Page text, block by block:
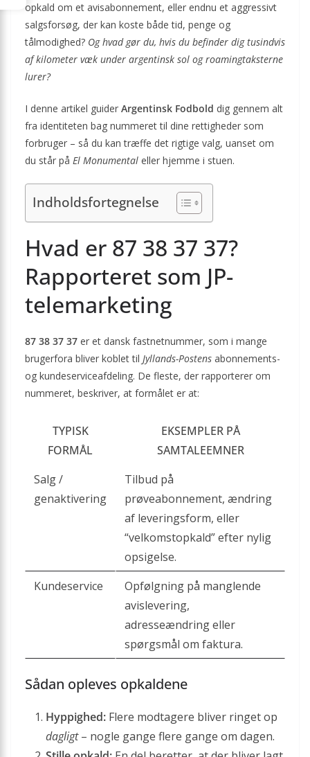
opkald om et avisabonnement, eller endnu et aggressivt
salgsforsøg, der kan koste både tid, penge og
tålmodighed? Og hvad gør du, hvis du befinder dig tusindvis
af kilometer væk under argentinsk sol og roamingtaksterne
lurer?
I denne artikel guider Argentinsk Fodbold dig gennem alt
fra identiteten bag nummeret til dine rettigheder som
forbruger – så du kan træffe det rigtige valg, uanset om
du står på El Monumental eller hjemme i stuen.
Indholdsfortegnelse
Hvad er 87 38 37 37?
Rapporteret som JP-
telemarketing
87 38 37 37 er et dansk fastnetnummer, som i mange
brugerfora bliver koblet til Jyllands-Postens abonnements-
og kundeserviceafdeling. De fleste, der rapporterer om
nummeret, beskriver, at formålet er at:
TYPISK
FORMÅL
EKSEMPLER PÅ
SAMTALEEMNER
Salg /
genaktivering
Tilbud på
prøveabonnement, ændring
af leveringsform, eller
“velkomst­opkald” efter nylig
opsigelse.
Kundeservice
Opfølgning på manglende
avislevering,
adresseændring eller
spørgsmål om faktura.
Sådan opleves opkaldene
Hyppighed: Flere modtagere bliver ringet op
dagligt– nogle gange flere gange om dagen.